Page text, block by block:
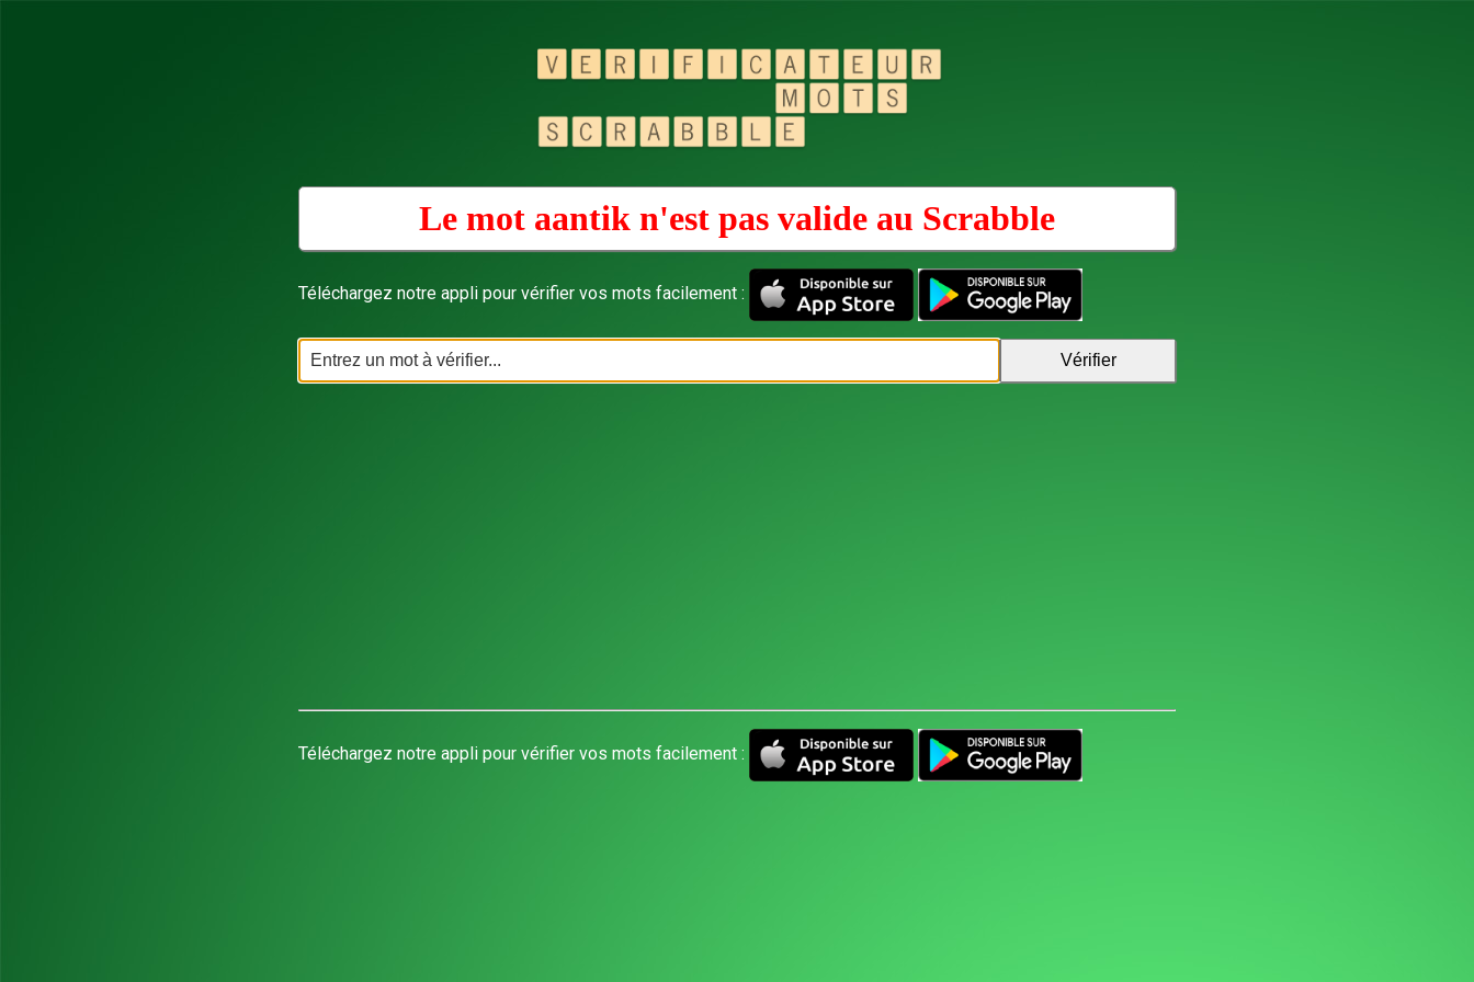
Le mot aantik n'est pas valide au Scrabble
Téléchargez notre appli pour vérifier vos mots facilement :
Téléchargez notre appli pour vérifier vos mots facilement :